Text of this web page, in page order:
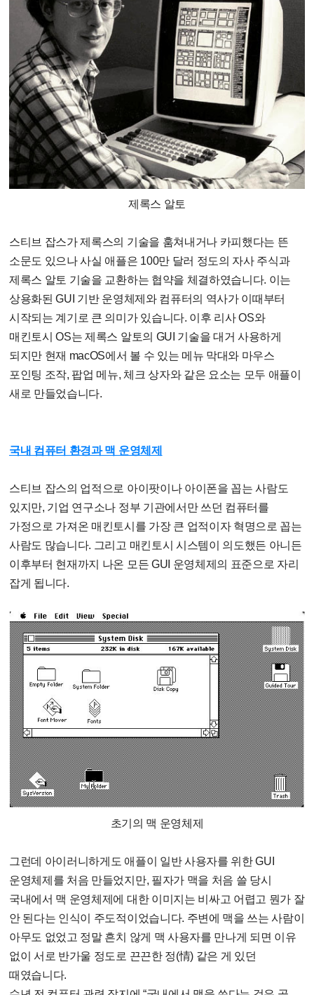
제록스 알토
스티브 잡스가 제록스의 기술을 훔쳐내거나 카피했다는 뜬
소문도 있으나 사실 애플은 100만 달러 정도의 자사 주식과
제록스 알토 기술을 교환하는 협약을 체결하였습니다. 이는
상용화된 GUI 기반 운영체제와 컴퓨터의 역사가 이때부터
시작되는 계기로 큰 의미가 있습니다. 이후 리사 OS와
매킨토시 OS는 제록스 알토의 GUI 기술을 대거 사용하게
되지만 현재 macOS에서 볼 수 있는 메뉴 막대와 마우스
포인팅 조작, 팝업 메뉴, 체크 상자와 같은 요소는 모두 애플이
새로 만들었습니다.
국내 컴퓨터 환경과 맥 운영체제
스티브 잡스의 업적으로 아이팟이나 아이폰을 꼽는 사람도
있지만, 기업 연구소나 정부 기관에서만 쓰던 컴퓨터를
가정으로 가져온 매킨토시를 가장 큰 업적이자 혁명으로 꼽는
사람도 많습니다. 그리고 매킨토시 시스템이 의도했든 아니든
이후부터 현재까지 나온 모든 GUI 운영체제의 표준으로 자리
잡게 됩니다.
초기의 맥 운영체제
그런데 아이러니하게도 애플이 일반 사용자를 위한 GUI
운영체제를 처음 만들었지만, 필자가 맥을 처음 쓸 당시
국내에서 맥 운영체제에 대한 이미지는 비싸고 어렵고 뭔가 잘
안 된다는 인식이 주도적이었습니다. 주변에 맥을 쓰는 사람이
아무도 없었고 정말 흔치 않게 맥 사용자를 만나게 되면 이유
없이 서로 반가울 정도로 끈끈한 정(情) 같은 게 있던
때였습니다.